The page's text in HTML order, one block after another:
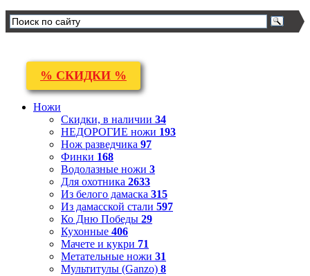
% СКИДКИ %
Ножи
Скидки, в наличии 34
НЕДОРОГИЕ ножи 193
Нож разведчика 97
Финки 168
Водолазные ножи 3
Для охотника 2633
Из белого дамаска 315
Из дамасской стали 597
Ко Дню Победы 29
Кухонные 406
Мачете и кукри 71
Метательные ножи 31
Мультитулы (Ganzo) 8